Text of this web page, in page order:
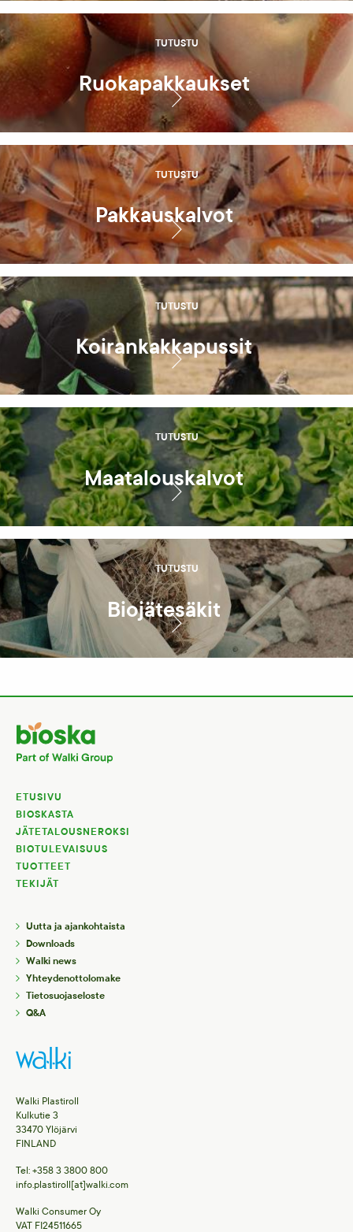
TUTUSTU
Ruoka­pakkaukset
TUTUSTU
Pakkauskalvot
TUTUSTU
Koirankakkapussit
TUTUSTU
Maatalouskalvot
TUTUSTU
Biojätesäkit
ETUSIVU
BIOSKASTA
JÄTETALOUSNEROKSI
BIOTULEVAISUUS
TUOTTEET
TEKIJÄT
Uutta ja ajankohtaista
Downloads
Walki news
Yhteydenottolomake
Tietosuojaseloste
Q&A
Walki Plastiroll
Kulkutie 3
33470 Ylöjärvi
FINLAND
Tel: +358 3 3800 800
info.plastiroll[at]walki.com
Walki Consumer Oy
VAT FI24511665